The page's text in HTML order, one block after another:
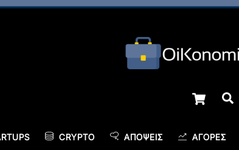
Cart
CRYPTO ΑΠΌΨΕΙΣ ΑΓΟΡΈΣ